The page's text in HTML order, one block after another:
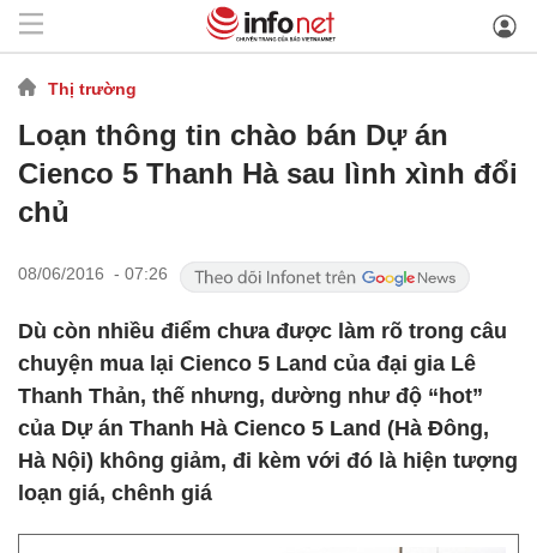
Thị trường
Loạn thông tin chào bán Dự án
Cienco 5 Thanh Hà sau lình xình đổi
chủ
08/06/2016 - 07:26
Dù còn nhiều điểm chưa được làm rõ trong câu
chuyện mua lại Cienco 5 Land của đại gia Lê
Thanh Thản, thế nhưng, dường như độ “hot”
của Dự án Thanh Hà Cienco 5 Land (Hà Đông,
Hà Nội) không giảm, đi kèm với đó là hiện tượng
loạn giá, chênh giá